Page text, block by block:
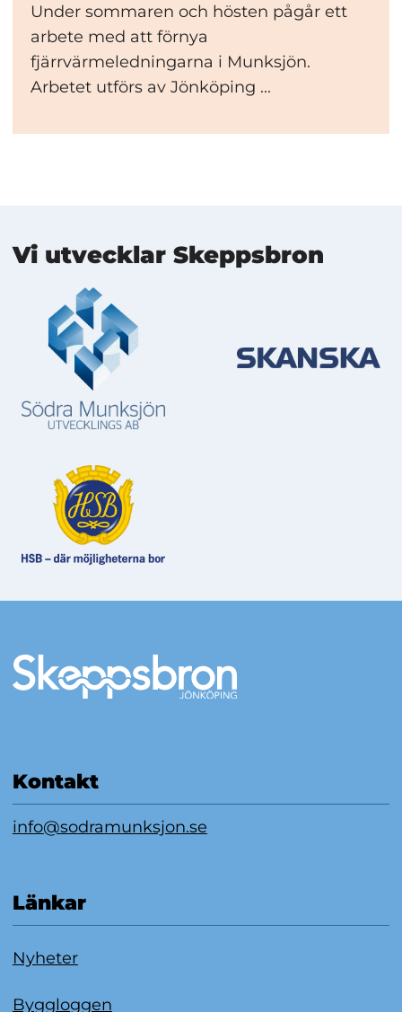
Under sommaren och hösten pågår ett
arbete med att förnya
fjärrvärmeledningarna i Munksjön.
Arbetet utförs av Jönköping ...
Vi utvecklar Skeppsbron
Kontakt
info@sodramunksjon.se
Länkar
Nyheter
Byggloggen